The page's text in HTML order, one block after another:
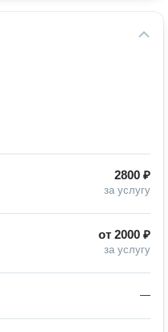
2800 ₽
за услугу
от 2000 ₽
за услугу
—